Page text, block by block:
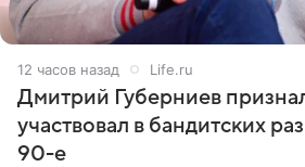
12 часов назад Life.ru
Дмитрий Губерниев
участвовал в бандитских
90-е